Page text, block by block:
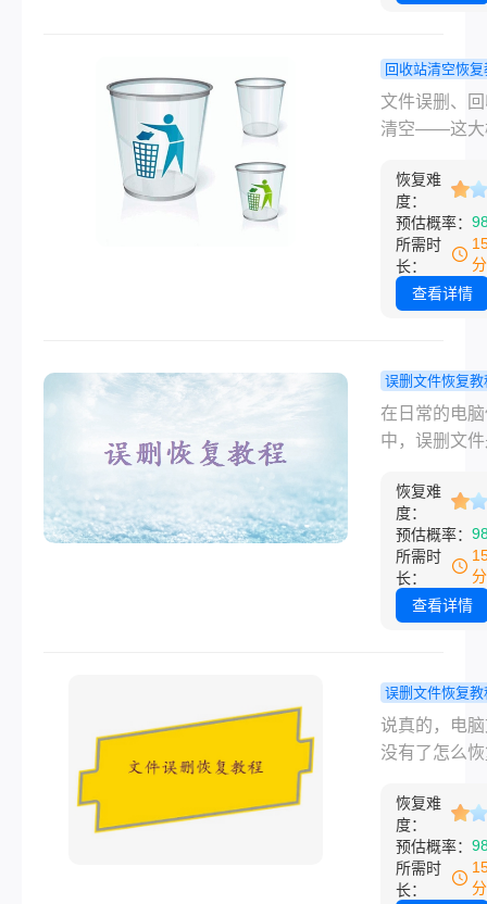
文将详细介
恢复已从回
除的软件的
情况时，能
采取行动，
恢复丢失的
回收站清空恢
回收站删除
件怎么恢复
用！
文件误删、
清空——这大
历过的"惊魂
别慌！回收
的文件怎么
这篇文章将
统梳理9种经
专业软件，
方案到终极
层层递进，
款能帮你把文
件"捞"回来。
恢复难
度：
预估概率：
所需时
长：
查看详情
误删文件恢复教
删的文件回
没有怎么恢
恢复方案！
在日常的电
中，误删文
其是当这些
未出现在回
时，更是让
万分。不过
文件没有进
了。那么误
件回收站没
恢复​呢？本
您详细介绍
误删文件且
没有记录的
下，如何尝
文件的方法。
恢复难
度：
预估概率：
所需时
长：
查看详情
误删文件恢复教
脑文件没有
么恢复？回
这几招亲测
回来！
说真的，电
没有了怎么
碰到过不止
去年换电脑
候，把旧硬
去想拷点东
恢复难
度：
预估概率：
所需时
长：